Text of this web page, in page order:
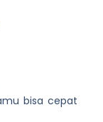
bisa cepat